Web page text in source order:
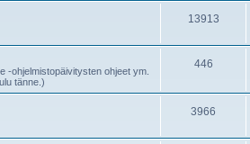
13913
-ohjelmistopäivitysten ohjeet ym.
tänne.)
446
3966